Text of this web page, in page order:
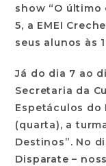
show “O último
5, a EMEI
seus alunos às
Já do dia 7 ao
Secretaria da
Espetáculos do
(quarta), a
Destinos”. No
Disparate –